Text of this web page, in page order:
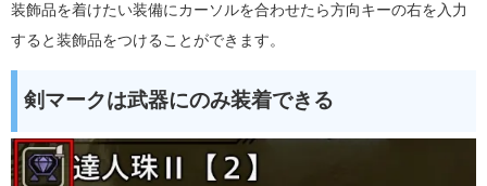
装飾品を着けたい装備にカーソルを合わせたら方向キーの右を入力
すると装飾品をつけることができます。
剣マークは武器にのみ装着できる